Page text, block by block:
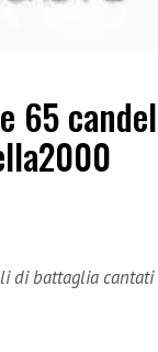
65
di battaglia